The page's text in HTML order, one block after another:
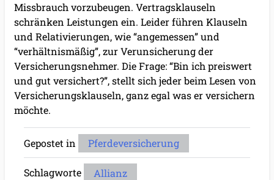
Missbrauch vorzubeugen. Vertragsklauseln
schränken Leistungen ein. Leider führen Klauseln
und Relativierungen, wie “angemessen” und
“verhältnismäßig”, zur Verunsicherung der
Versicherungsnehmer. Die Frage: “Bin ich preiswert
und gut versichert?”, stellt sich jeder beim Lesen von
Versicherungsklauseln, ganz egal was er versichern
möchte.
Gepostet in Pferdeversicherung
Schlagworte
Allianz